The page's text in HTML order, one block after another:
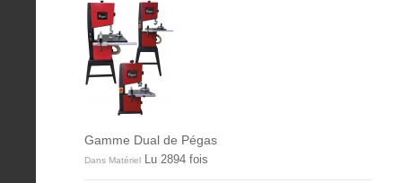
Gamme Dual de Pégas
Dans Matériel Lu 2894 fois